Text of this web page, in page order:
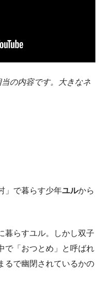
の内容です。大きなネ
」で暮らす少年ユルから
暮らすユル。しかし双子
で「おつとめ」と呼ばれ
るで幽閉されているかの